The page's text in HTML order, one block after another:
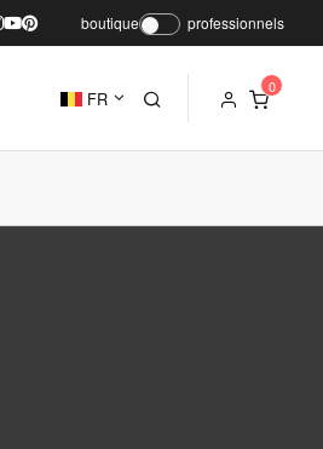
boutique professionnels
FR